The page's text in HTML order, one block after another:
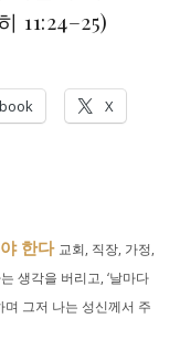
11:24–25)
X
한다 교회, 직장, 가정,
생각을 버리고, ‘날마다
며 그저 나는 성신께서 주